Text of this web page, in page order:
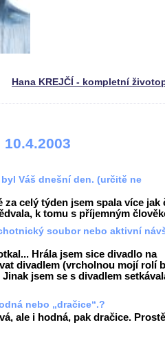
Hana KREJČÍ - kompletní
Váš dnešní den. (určitě ne
celý týden jsem spala více jak
k tomu s příjemným
soubor nebo aktivní
Hrála jsem sice divadlo na
divadlem (vrcholnou mojí rolí
jsem se s divadlem
nebo „dračice“.?
ale i hodná, pak dračice. Prostě